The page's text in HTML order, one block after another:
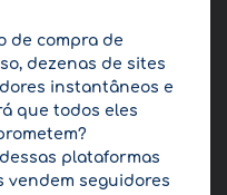
de compra de
dezenas de sites
instantâneos e
que todos eles
plataformas
vendem seguidores